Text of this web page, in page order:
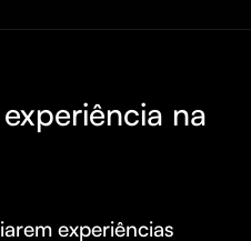
na
experiências